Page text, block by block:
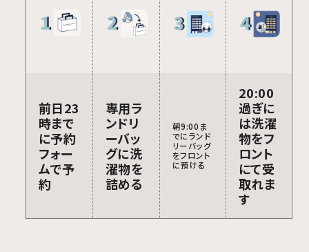
前日23
時まで
に予約
フォー
ムで予
約
専用ラ
ンドリ
ーバッ
グに洗
濯物を
詰める
朝9:00ま
でにランド
リーバッグ
をフロント
に預ける
20:00
過ぎに
は洗濯
物をフ
ロント
にて受
取れま
す